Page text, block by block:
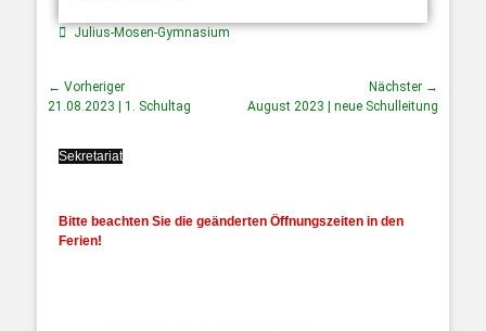
Julius-Mosen-Gymnasium
← Vorheriger
21.08.2023 | 1. Schultag
Nächster →
August 2023 | neue Schulleitung
Sekretariat
Bitte beachten Sie die geänderten Öffnungszeiten in den
Ferien!